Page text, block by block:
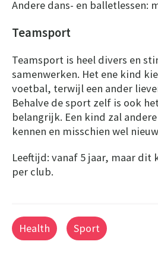
Andere dans- en balletlessen:
Teamsport
Teamsport is heel divers en
samenwerken. Het ene kind
voetbal, terwijl een ander
Behalve de sport zelf is ook
belangrijk. Een kind zal
kennen en misschien wel
Leeftijd: vanaf 5 jaar, maar dit
per club.
Health Sport